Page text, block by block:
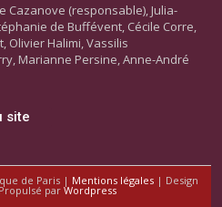
Cazanove (responsable), Julia-
de Buffévent, Cécile Corre,
Olivier Halimi, Vassilis
Marianne Persine, Anne-André
site
de Paris | Mentions légales| Design
par Wordpress